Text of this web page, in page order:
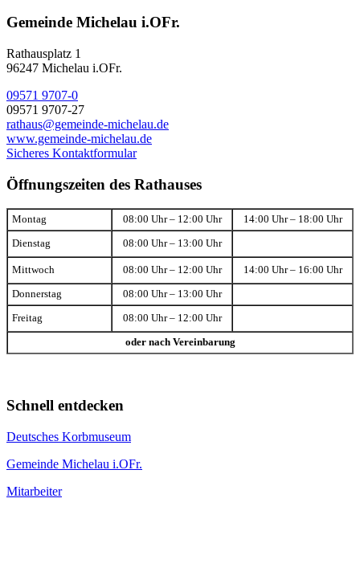
Gemeinde Michelau i.OFr.
Rathausplatz 1
96247 Michelau i.OFr.
09571 9707-0
09571 9707-27
rathaus@gemeinde-michelau.de
www.gemeinde-michelau.de
Sicheres Kontaktformular
Öffnungszeiten des Rathauses
Montag 08:00 Uhr – 12:00 Uhr 14:00 Uhr – 18:00 Uhr
Dienstag 08:00 Uhr – 13:00 Uhr
Mittwoch 08:00 Uhr – 12:00 Uhr 14:00 Uhr – 16:00 Uhr
Donnerstag 08:00 Uhr – 13:00 Uhr
Freitag 08:00 Uhr – 12:00 Uhr
oder nach Vereinbarung
Schnell entdecken
Deutsches Korbmuseum
Gemeinde Michelau i.OFr.
Mitarbeiter